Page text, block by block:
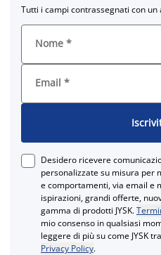
Tutti i campi contrassegnati con
Nome *
Email *
Desidero ricevere
personalizzate su misura per
e comportamenti, via email e
ispirazioni, grandi offerte,
gamma di prodotti JYSK.
mio consenso in qualsiasi
leggere di più su come JYSK
Privacy Policy.